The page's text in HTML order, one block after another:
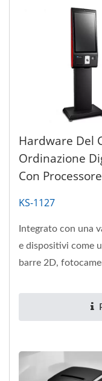
Hardware Del
Ordinazione
Con
KS-1127
Integrato con una
e dispositivi come
barre 2D,